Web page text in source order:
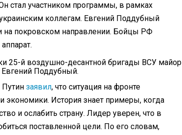
стал участником программы, в рамках
коллегам. Евгений Поддубный
на покровском направлении. Бойцы РФ
25-й воздушно-десантной бригады ВСУ майор
Поддубный.
Путин заявил, что ситуация на фронте
экономики. История знает примеры, когда
и ослабить страну. Лидер уверен, что в
поставленной цели. По его словам,